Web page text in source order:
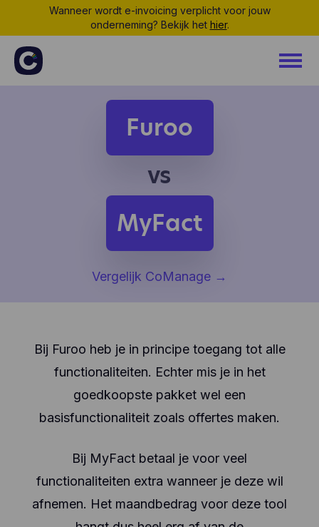
Wanneer wordt e-invoicing verplicht voor jouw
onderneming? Bekijk het hier.
Furoo
vs
MyFact
Vergelijk CoManage →
Bij Furoo heb je in principe toegang tot alle
functionaliteiten. Echter mis je in het
goedkoopste pakket wel een
basisfunctionaliteit zoals offertes maken.
Bij MyFact betaal je voor veel
functionaliteiten extra wanneer je deze wil
afnemen. Het maandbedrag voor deze tool